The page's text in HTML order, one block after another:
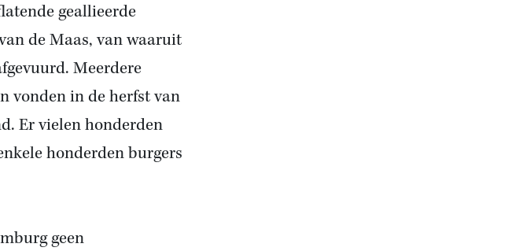
geallieerde
de Maas, van waaruit
Meerdere
vonden in de herfst van
Er vielen honderden
honderden burgers
geen